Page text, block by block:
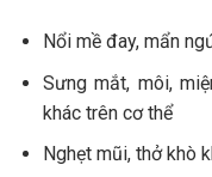
Nổi mề đay, mẩn
Sưng mắt, môi,
khác trên cơ thể
Nghẹt mũi, thở khò